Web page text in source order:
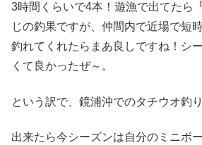
3時間くらいで4本！遊漁で出てたら
じの釣果ですが、仲間内で近場で短
釣れてくれたらまあ良しですね！シ
くて良かったぜ～。
という訳で、鏡浦沖でのタチウオ釣
出来たら今シーズンは自分のミニボ